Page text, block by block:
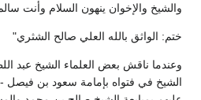
والشيخ والإخوان ينهون السلام وأنت
ختم: الواثق بالله العلي صالح الشثري"
وعندما ناقش بعض العلماء الشيخ عبد
الشيخ في فتواه بإمامة سعود بن فيصل